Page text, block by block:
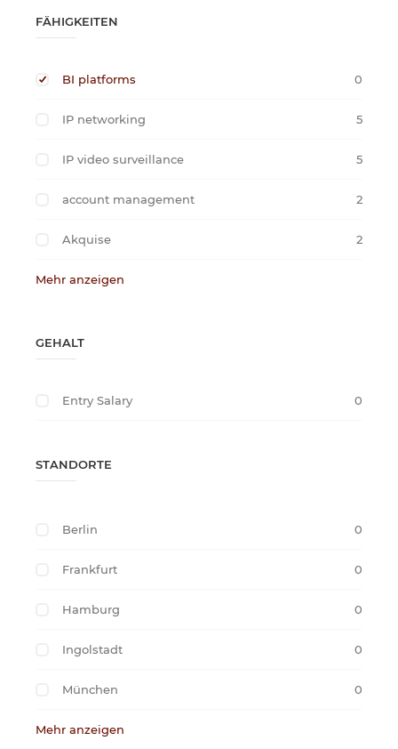
FÄHIGKEITEN
BI platforms 0
IP networking 5
IP video surveillance 5
account management 2
Akquise 2
Mehr anzeigen
GEHALT
Entry Salary 0
STANDORTE
Berlin 0
Frankfurt 0
Hamburg 0
Ingolstadt 0
München 0
Mehr anzeigen